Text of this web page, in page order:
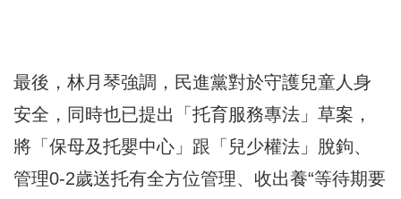
最後，林月琴強調，民進黨對於守護兒童人身
安全，同時也已提出「托育服務專法」草案，
將「保母及托嬰中心」跟「兒少權法」脫鉤、
管理0-2歲送托有全方位管理、收出養“等待期要